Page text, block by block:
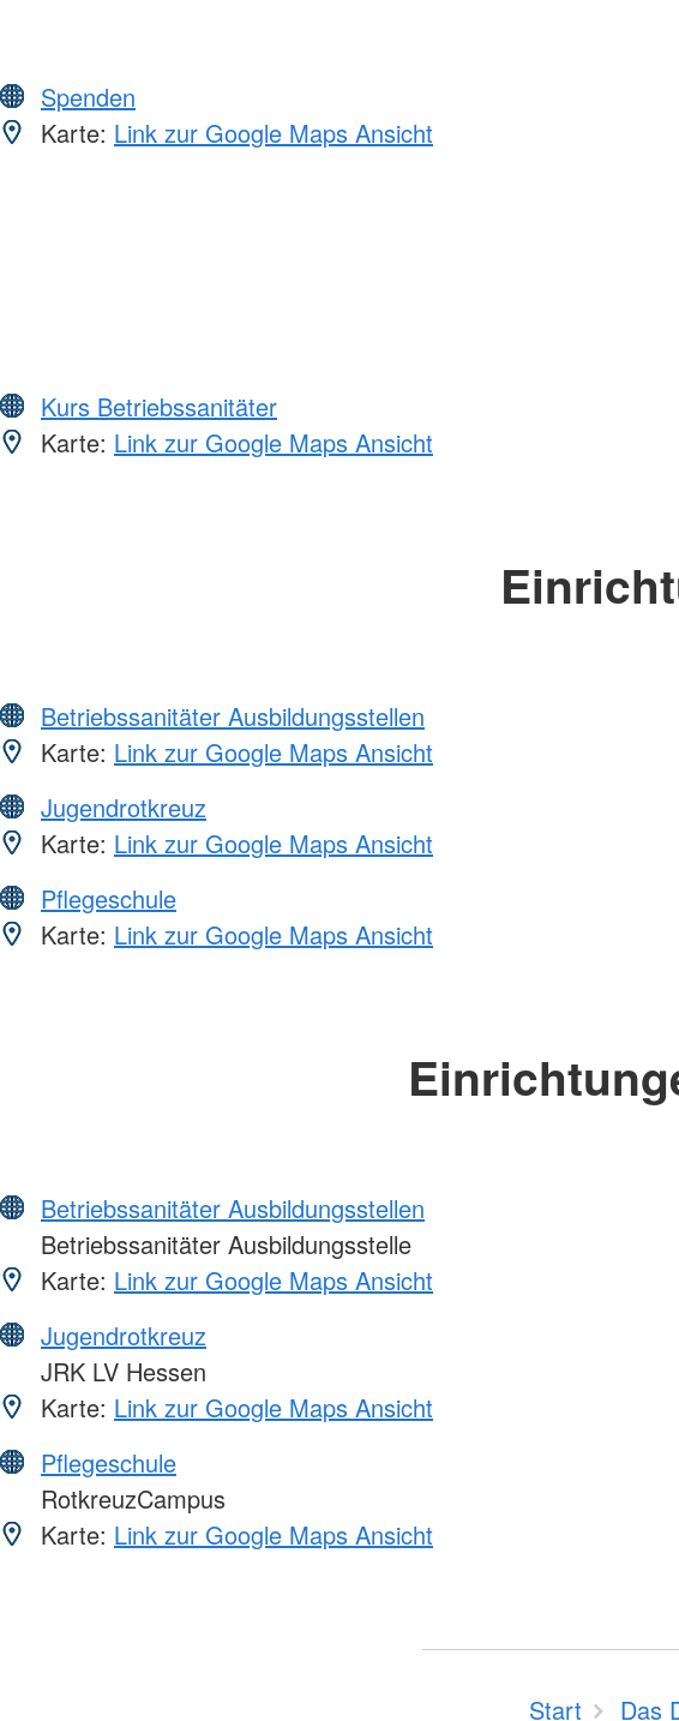
Spenden
Karte: Link zur Google Maps Ansicht
Kurs Betriebssanitäter
Karte: Link zur Google Maps Ansicht
Betriebssanitäter Ausbildungsstellen
Karte: Link zur Google Maps Ansicht
Jugendrotkreuz
Karte: Link zur Google Maps Ansicht
Pflegeschule
Karte: Link zur Google Maps Ansicht
Betriebssanitäter Ausbildungsstellen
Betriebssanitäter Ausbildungsstelle
Karte: Link zur Google Maps Ansicht
Jugendrotkreuz
JRK LV Hessen
Karte: Link zur Google Maps Ansicht
Pflegeschule
RotkreuzCampus
Karte: Link zur Google Maps Ansicht
Start Das